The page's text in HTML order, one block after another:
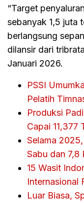
“Target
sebanyak 1,5 juta
berlangsung
dilansir dari
Januari 2026.
PSSI
Pelatih
Produksi
Capai 11,377
Selama
Sabu dan 7,8
15 Wasit
Internasional
Luar Biasa,